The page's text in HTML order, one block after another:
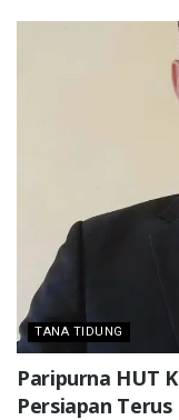
TANA TIDUNG
Paripurna HUT
Persiapan